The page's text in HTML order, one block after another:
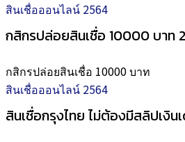
สินเชื่อออนไลน์ 2564
กสิกรปล่อยสินเชื่อ 10000 บาท
กสิกรปล่อยสินเชื่อ 10000 บาท
สินเชื่อออนไลน์ 2564
สินเชื่อกรุงไทย ไม่ต้องมีสลิปเงิน